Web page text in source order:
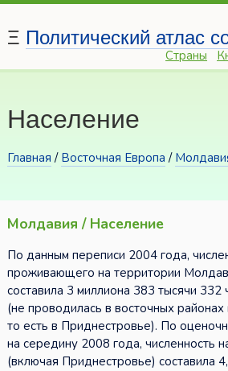
Ξ Политический атлас
Страны
Население
Главная / Восточная Европа /
Молдавия / Население
По данным переписи 2004 года,
проживающего на территории
составила 3 миллиона 383 тысячи 332
(не проводилась в восточных
то есть в Приднестровье). По
на середину 2008 года, численность
(включая Приднестровье) составила